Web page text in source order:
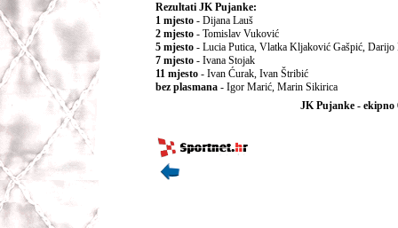
Rezultati JK Pujanke:
1 mjesto - Dijana Lauš
2 mjesto - Tomislav Vuković
5 mjesto - Lucia Putica, Vlatka Kljaković Gašpić, Darijo
7 mjesto - Ivana Stojak
11 mjesto - Ivan Ćurak, Ivan Štribić
bez plasmana - Igor Marić, Marin Sikirica
JK Pujanke - ekipno